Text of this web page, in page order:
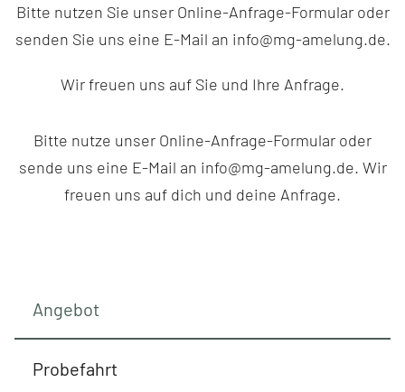
Bitte nutzen Sie unser Online-Anfrage-Formular oder
senden Sie uns eine E-Mail an info@mg-amelung.de.
Wir freuen uns auf Sie und Ihre Anfrage.
Bitte nutze unser Online-Anfrage-Formular oder
sende uns eine E-Mail an info@mg-amelung.de. Wir
freuen uns auf dich und deine Anfrage.
Angebot
Probefahrt